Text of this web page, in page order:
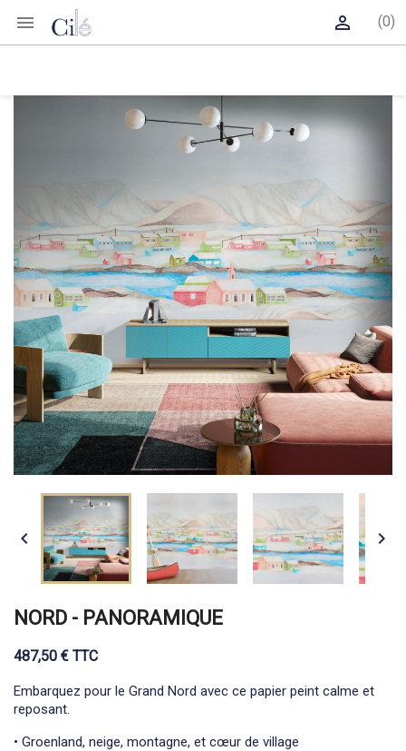
 (0)

 
NORD - PANORAMIQUE
487,50 € TTC
Embarquez pour le Grand Nord avec ce papier peint calme et
reposant.
• Groenland, neige, montagne, et cœur de village